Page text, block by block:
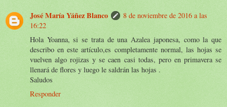
José María Yáñez Blanco
8 de noviembre de 2016 a las
16:22
Hola Yoanna, si se trata de una Azalea japonesa, como la que
describo en este artículo,es completamente normal, las hojas se
vuelven algo rojizas y se caen casi todas, pero en primavera se
llenará de flores y luego le saldrán las hojas .
Saludos
Responder